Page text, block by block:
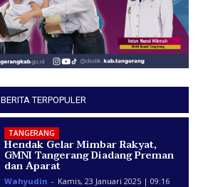
BERITA TERPOPULER
TANGERANG
Hendak Gelar Mimbar Rakyat,
GMNI Tangerang Diadang Preman
dan Aparat
Wahyudin - Kamis, 23 Januari 2025 | 09:16